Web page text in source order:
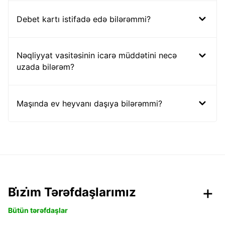
Debet kartı istifadə edə bilərəmmi?
Nəqliyyat vasitəsinin icarə müddətini necə
uzada bilərəm?
Maşında ev heyvanı daşıya bilərəmmi?
Bi̇zi̇m Tərəfdaşlarımız
Bütün tərəfdaşlar